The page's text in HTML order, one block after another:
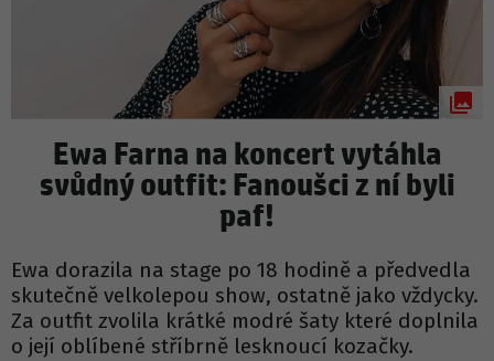
Ewa Farna na koncert vytáhla
svůdný outfit: Fanoušci z ní byli
paf!
Ewa dorazila na stage po 18 hodině a předvedla
skutečně velkolepou show, ostatně jako vždycky.
Za outfit zvolila krátké modré šaty které doplnila
o její oblíbené stříbrně lesknoucí kozačky.